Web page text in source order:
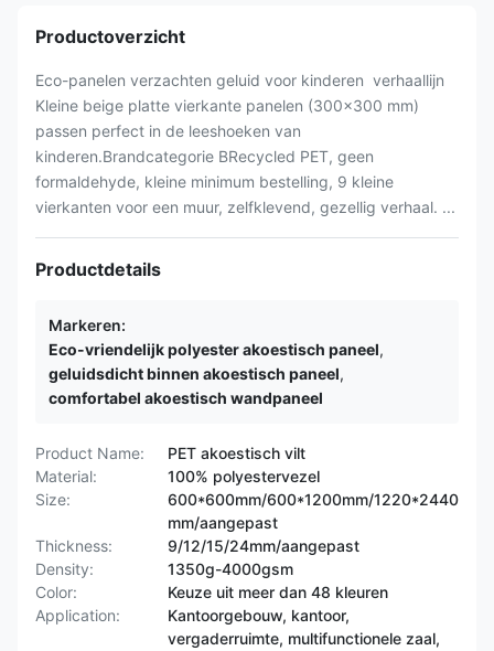
Productoverzicht
Eco-panelen verzachten geluid voor kinderen  verhaallijn
Kleine beige platte vierkante panelen (300×300 mm)
passen perfect in de leeshoeken van
kinderen.Brandcategorie BRecycled PET, geen
formaldehyde, kleine minimum bestelling, 9 kleine
vierkanten voor een muur, zelfklevend, gezellig verhaal. ...
Productdetails
Markeren:
Eco-vriendelijk polyester akoestisch paneel,
geluidsdicht binnen akoestisch paneel,
comfortabel akoestisch wandpaneel
Product Name:
PET akoestisch vilt
Material:
100% polyestervezel
Size:
600*600mm/600*1200mm/1220*2440
mm/aangepast
Thickness:
9/12/15/24mm/aangepast
Density:
1350g-4000gsm
Color:
Keuze uit meer dan 48 kleuren
Application:
Kantoorgebouw, kantoor,
vergaderruimte, multifunctionele zaal,